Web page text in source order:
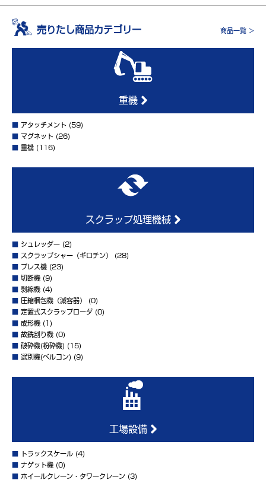
売りたし商品カテゴリー 商品一覧 >
重機
アタッチメント (59)
マグネット (26)
重機 (116)
スクラップ処理機械
シュレッダー (2)
スクラップシャー（ギロチン）
(28)
プレス機 (23)
切断機 (9)
剥線機 (4)
圧縮梱包機（減容器）
(0)
定置式スクラップローダ (0)
成形機 (1)
故銑割り機 (0)
破砕機(粉砕機) (15)
選別機(ベルコン) (9)
工場設備
トラックスケール (4)
ナゲット機 (0)
ホイールクレーン・タワークレーン (3)